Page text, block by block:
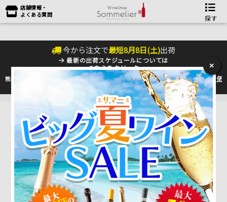
店舗情報・
よくある質問
探す
今から注文で最短8月8日(土)出荷
最新の出荷スケジュールについては
こちらをクリック
熊本地震の影響により九州への配送に遅れが生じております。最新情報は佐川急便
のHP
をご確認下さい。
×